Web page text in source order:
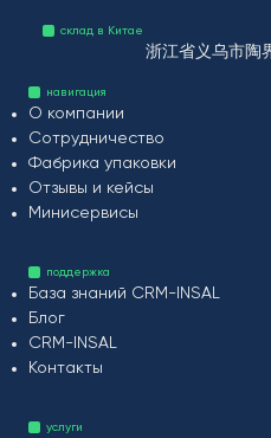
склад в Китае
浙江省义乌市陶
навигация
О компании
Сотрудничество
Фабрика упаковки
Отзывы и кейсы
Минисервисы
поддержка
База знаний CRM-INSAL
Блог
CRM-INSAL
Контакты
услуги